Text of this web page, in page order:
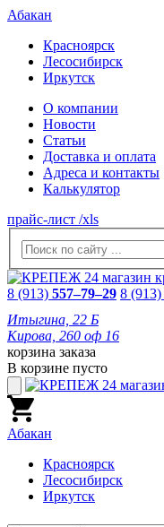
Абакан
Красноярск
Лесосибирск
Иркутск
О компании
Новости
Статьи
Доставка и оплата
Адреса и контакты
Калькулятор
прайс-лист /xls
8 (913) 557–79–29 8 (913)
Итыгина, 22 Б
Кирова, 260 оф 16
корзина заказа
В корзине пусто
Абакан
Красноярск
Лесосибирск
Иркутск